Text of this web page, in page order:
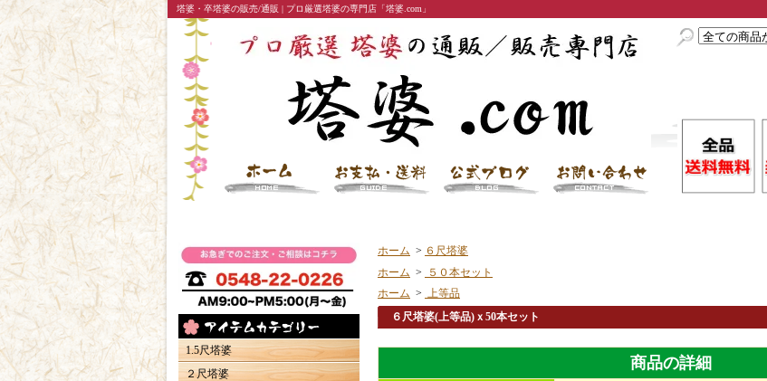
塔婆・卒塔婆の販売/通販 | プロ厳選塔婆の専門店「塔婆.com」
1.5尺塔婆
２尺塔婆
ホーム > ６尺塔婆
ホーム >
５０本セット
ホーム > 上等品
６尺塔婆(上等品)ｘ50本セット
商品の詳細